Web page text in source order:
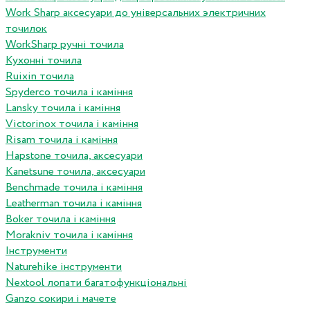
Work Sharp аксесуари до унiверсальних электричних
точилок
WorkSharp ручні точила
Кухонні точила
Ruixin точила
Spyderco точила і каміння
Lansky точила і каміння
Victorinox точила і каміння
Risam точила і каміння
Hapstone точила, аксесуари
Kanetsune точила, аксесуари
Benchmade точила і каміння
Leatherman точила і каміння
Boker точила і каміння
Morakniv точила і каміння
Інструменти
Naturehike інструменти
Nextool лопати багатофункціональні
Ganzo сокири і мачете